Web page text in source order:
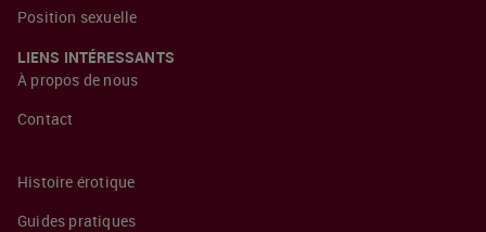
Position sexuelle
LIENS INTÉRESSANTS
À propos de nous
Contact
Histoire érotique
Guides pratiques